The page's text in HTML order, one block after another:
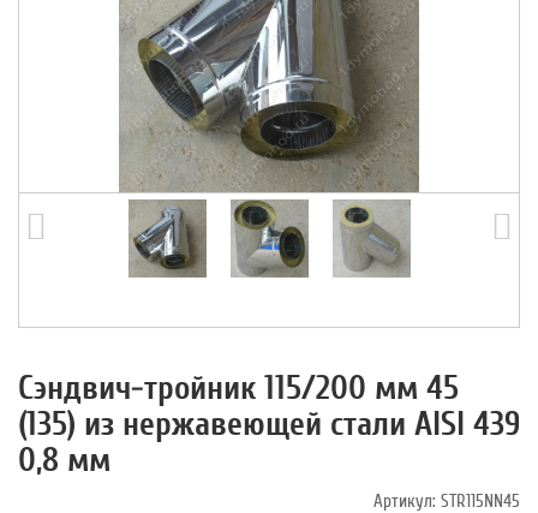
Сэндвич-тройник 115/200 мм 45
(135) из нержавеющей стали AISI 439
0,8 мм
Артикул: STR115NN45